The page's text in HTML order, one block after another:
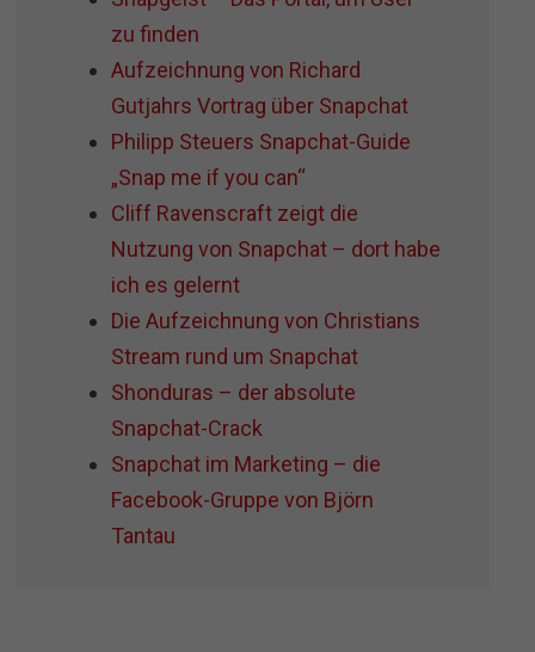
zu finden
Aufzeichnung von Richard
Gutjahrs Vortrag über Snapchat
Philipp Steuers Snapchat-Guide
„Snap me if you can“
Cliff Ravenscraft zeigt die
Nutzung von Snapchat – dort habe
ich es gelernt
Die Aufzeichnung von Christians
Stream rund um Snapchat
Shonduras – der absolute
Snapchat-Crack
Snapchat im Marketing – die
Facebook-Gruppe von Björn
Tantau